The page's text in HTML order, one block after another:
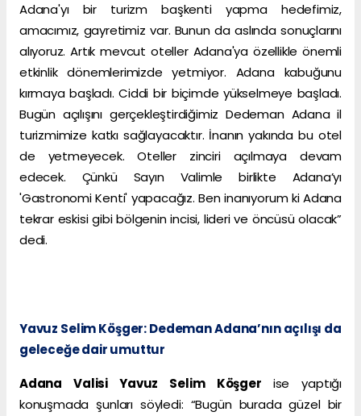
Adana'yı bir turizm başkenti yapma hedefimiz,
amacımız, gayretimiz var. Bunun da aslında sonuçlarını
alıyoruz. Artık mevcut oteller Adana'ya özellikle önemli
etkinlik dönemlerimizde yetmiyor. Adana kabuğunu
kırmaya başladı. Ciddi bir biçimde yükselmeye başladı.
Bugün açılışını gerçekleştirdiğimiz Dedeman Adana il
turizmimize katkı sağlayacaktır. İnanın yakında bu otel
de yetmeyecek. Oteller zinciri açılmaya devam
edecek. Çünkü Sayın Valimle birlikte Adana’yı
'Gastronomi Kenti' yapacağız. Ben inanıyorum ki Adana
tekrar eskisi gibi bölgenin incisi, lideri ve öncüsü olacak”
dedi.
Yavuz Selim Köşger: Dedeman Adana’nın açılışı da
geleceğe dair umuttur
Adana Valisi Yavuz Selim Köşger ise yaptığı
konuşmada şunları söyledi: “Bugün burada güzel bir